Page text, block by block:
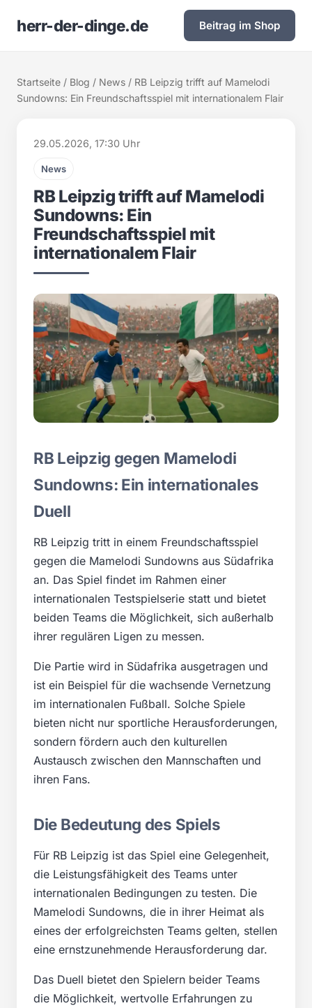
herr-der-dinge.de Beitrag im Shop
Startseite / Blog / News / RB Leipzig trifft auf Mamelodi
Sundowns: Ein Freundschaftsspiel mit internationalem Flair
29.05.2026, 17:30 Uhr
News
RB Leipzig trifft auf Mamelodi
Sundowns: Ein
Freundschaftsspiel mit
internationalem Flair
RB Leipzig gegen Mamelodi
Sundowns: Ein internationales
Duell
RB Leipzig tritt in einem Freundschaftsspiel
gegen die Mamelodi Sundowns aus Südafrika
an. Das Spiel findet im Rahmen einer
internationalen Testspielserie statt und bietet
beiden Teams die Möglichkeit, sich außerhalb
ihrer regulären Ligen zu messen.
Die Partie wird in Südafrika ausgetragen und
ist ein Beispiel für die wachsende Vernetzung
im internationalen Fußball. Solche Spiele
bieten nicht nur sportliche Herausforderungen,
sondern fördern auch den kulturellen
Austausch zwischen den Mannschaften und
ihren Fans.
Die Bedeutung des Spiels
Für RB Leipzig ist das Spiel eine Gelegenheit,
die Leistungsfähigkeit des Teams unter
internationalen Bedingungen zu testen. Die
Mamelodi Sundowns, die in ihrer Heimat als
eines der erfolgreichsten Teams gelten, stellen
eine ernstzunehmende Herausforderung dar.
Das Duell bietet den Spielern beider Teams
die Möglichkeit, wertvolle Erfahrungen zu